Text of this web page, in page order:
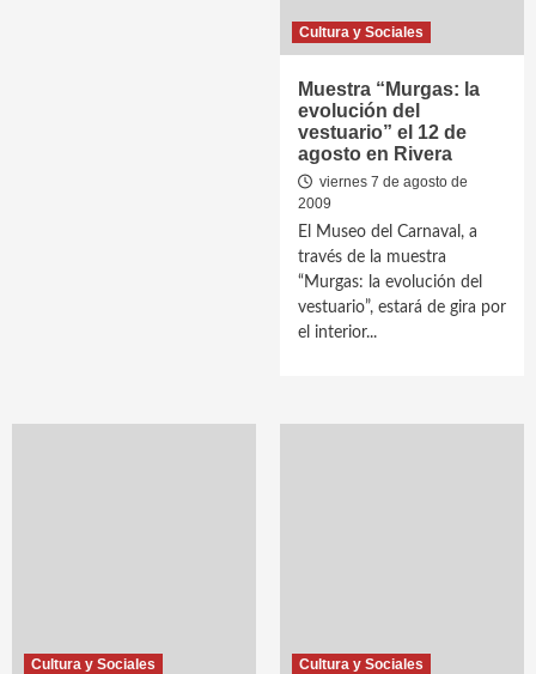
Cultura y Sociales
Muestra “Murgas: la
evolución del
vestuario” el 12 de
agosto en Rivera
viernes 7 de agosto de
2009
El Museo del Carnaval, a
través de la muestra
“Murgas: la evolución del
vestuario”, estará de gira por
el interior...
Cultura y Sociales Cultura y Sociales